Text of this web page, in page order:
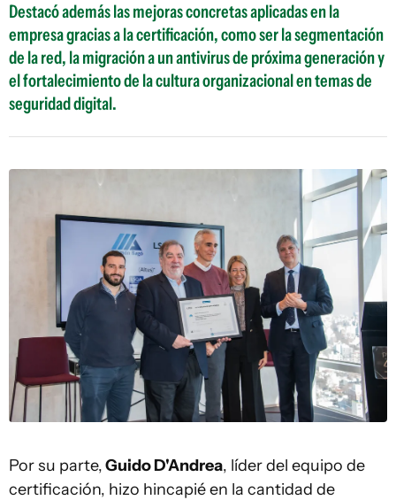
Destacó además las mejoras concretas aplicadas en la
empresa gracias a la certificación, como ser la segmentación
de la red, la migración a un antivirus de próxima generación y
el fortalecimiento de la cultura organizacional en temas de
seguridad digital.
Por su parte,Guido D'Andrea, líder del equipo de
certificación, hizo hincapié en la cantidad de